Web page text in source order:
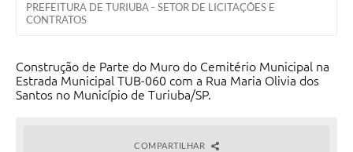
PREFEITURA DE TURIUBA - SETOR DE LICITAÇÕES E
CONTRATOS
Construção de Parte do Muro do Cemitério Municipal na
Estrada Municipal TUB-060 com a Rua Maria Olivia dos
Santos no Município de Turiuba/SP.
COMPARTILHAR